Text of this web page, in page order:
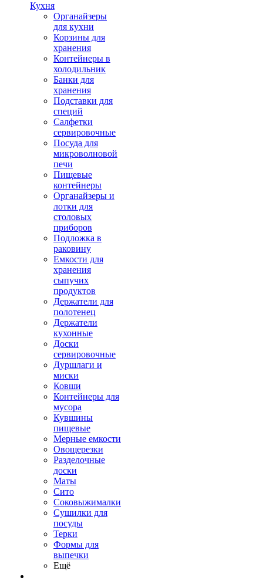
Кухня
Органайзеры
для кухни
Корзины для
хранения
Контейнеры в
холодильник
Банки для
хранения
Подставки для
специй
Салфетки
сервировочные
Посуда для
микроволновой
печи
Пищевые
контейнеры
Органайзеры и
лотки для
столовых
приборов
Подложка в
раковину
Емкости для
хранения
сыпучих
продуктов
Держатели для
полотенец
Держатели
кухонные
Доски
сервировочные
Дуршлаги и
миски
Ковши
Контейнеры для
мусора
Кувшины
пищевые
Мерные емкости
Овощерезки
Разделочные
доски
Маты
Сито
Соковыжималки
Сушилки для
посуды
Терки
Формы для
выпечки
Ещё